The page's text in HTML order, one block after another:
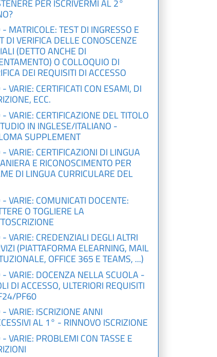
PER ISCRIVERMI AL 2°
- MATRICOLE: TEST DI INGRESSO E
DI VERIFICA DELLE CONOSCENZE
(DETTO ANCHE DI
O COLLOQUIO DI
DEI REQUISITI DI ACCESSO
- VARIE: CERTIFICATI CON ESAMI, DI
ECC.
- VARIE: CERTIFICAZIONE DEL TITOLO
IN INGLESE/ITALIANO -
SUPPLEMENT
- VARIE: CERTIFICAZIONI DI LINGUA
E RICONOSCIMENTO PER
DI LINGUA CURRICULARE DEL
- VARIE: COMUNICATI DOCENTE:
O TOGLIERE LA
- VARIE: CREDENZIALI DEGLI ALTRI
(PIATTAFORMA ELEARNING, MAIL
OFFICE 365 E TEAMS, ...)
- VARIE: DOCENZA NELLA SCUOLA -
DI ACCESSO, ULTERIORI REQUISITI
PF60
- VARIE: ISCRIZIONE ANNI
AL 1° - RINNOVO ISCRIZIONE
- VARIE: PROBLEMI CON TASSE E